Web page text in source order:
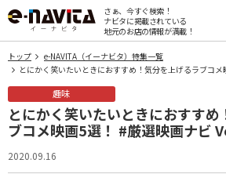
さぁ、今すぐ検索！
ナビタに掲載されている
地元のお店の情報が満載！
トップ
e-NAVITA（イーナビタ）特集一覧
とにかく笑いたいときにおすすめ！気分を上げるラブコ
趣味
とにかく笑いたいときにおすすめ
ブコメ映画5選！ #厳選映画ナビ
2020.09.16